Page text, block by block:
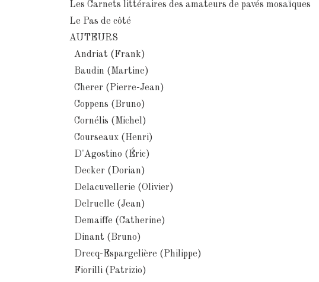
Les Carnets littéraires des amateurs de pavés mosaïques
Le Pas de côté
AUTEURS
Andriat (Frank)
Baudin (Martine)
Cherer (Pierre-Jean)
Coppens (Bruno)
Cornélis (Michel)
Courseaux (Henri)
D'Agostino (Éric)
Decker (Dorian)
Delacuvellerie (Olivier)
Delruelle (Jean)
Demaiffe (Catherine)
Dinant (Bruno)
Drecq-Espargelière (Philippe)
Fiorilli (Patrizio)